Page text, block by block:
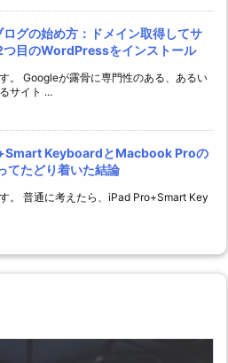
グの始め方：ドメイン取得してサ
つ目のWordPressをインストール
。 Googleが露骨に専門性のある、あるい
サイト ...
KeyboardとMacbook Proの
てたどり着いた結論
。 普通に考えたら、iPad Pro+Smart Key